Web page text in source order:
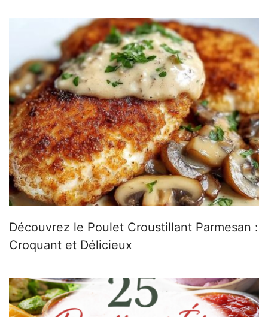
Découvrez le Poulet Croustillant Parmesan :
Croquant et Délicieux